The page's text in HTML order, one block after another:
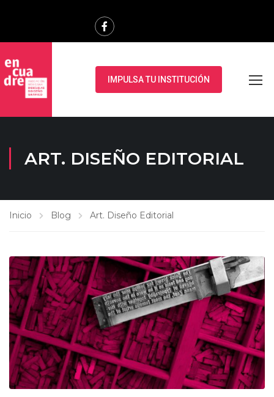
IMPULSA TU INSTITUCIÓN
ART. DISEÑO EDITORIAL
Inicio Blog Art. Diseño Editorial